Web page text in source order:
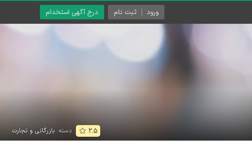
درج آگهی استخدام ورود ثبت نام
۲.۵ دسته: بازرگانی و تجارت